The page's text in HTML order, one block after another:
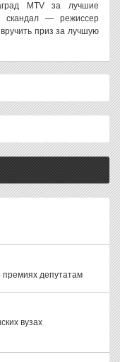
MTV за лучшие
скандал — режиссер
приз за лучшую
депутатам
вузах